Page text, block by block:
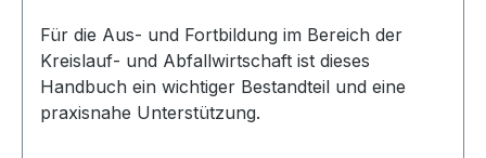
Für die Aus- und Fortbildung im Bereich der
Kreislauf- und Abfallwirtschaft ist dieses
Handbuch ein wichtiger Bestandteil und eine
praxisnahe Unterstützung.